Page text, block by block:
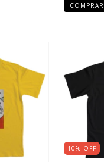
COMPRAR
10% OFF